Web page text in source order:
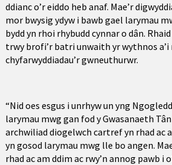
ddianc o’r eiddo heb anaf. Mae’r
mor bwysig ydyw i bawb gael larymau
bydd yn rhoi rhybudd cynnar o dân.
trwy brofi’r batri unwaith yr wythnos a’i
chyfarwyddiadau’r gwneuthurwr.
“Nid oes esgus i unrhyw un yng
larymau mwg gan fod y Gwasanaeth
archwiliad diogelwch cartref yn rhad ac
yn gosod larymau mwg lle bo angen.
rhad ac am ddim ac rwy’n annog pawb i